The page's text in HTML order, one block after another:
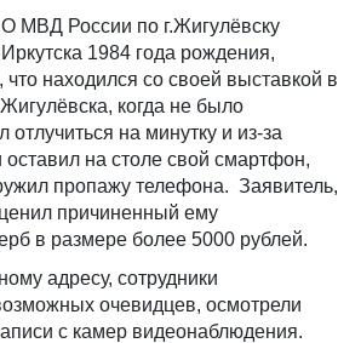
МВД России по г.Жигулёвску
1984 года рождения,
находился со своей выставкой в
когда не было
отлучиться на минутку и из-за
оставил на столе свой смартфон,
пропажу телефона. Заявитель,
причиненный ему
в размере более 5000 рублей.
адресу, сотрудники
очевидцев, осмотрели
с камер видеонаблюдения.